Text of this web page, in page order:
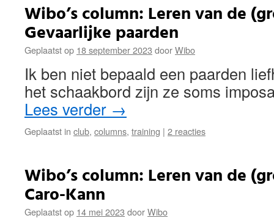
Wibo’s column: Leren van de
Gevaarlijke paarden
Geplaatst op 18 september 2023 doorWibo
Ik ben niet bepaald een paarden
het schaakbord zijn ze soms
Lees verder →
Geplaatst in club, columns, training | 2 reacties
Wibo’s column: Leren van de
Caro-Kann
Geplaatst op 14 mei 2023 doorWibo